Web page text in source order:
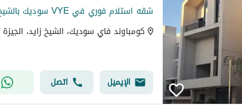
كومباوند فاي سوديك، الشيخ زايد، الجيزة
الإيميل اتصل